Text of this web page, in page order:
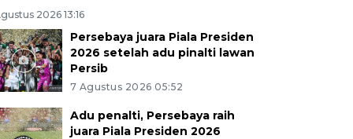
2026 13:16
Persebaya juara Piala Presiden
2026 setelah adu pinalti lawan
Persib
7 Agustus 2026 05:52
Adu penalti, Persebaya raih
juara Piala Presiden 2026